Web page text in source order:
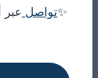
✨تواصل عبر